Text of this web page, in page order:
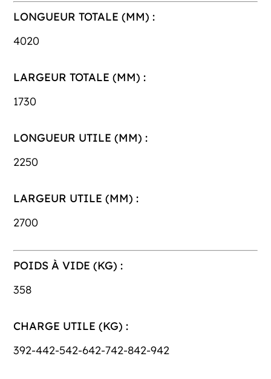
LONGUEUR TOTALE (MM) :
4020
LARGEUR TOTALE (MM) :
1730
LONGUEUR UTILE (MM) :
2250
LARGEUR UTILE (MM) :
2700
POIDS À VIDE (KG) :
358
CHARGE UTILE (KG) :
392-442-542-642-742-842-942